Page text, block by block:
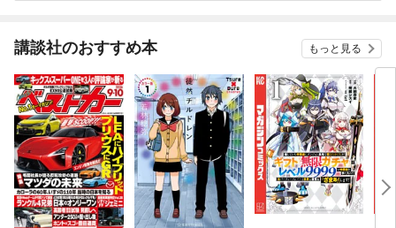
講談社のおすすめ本 もっと見る